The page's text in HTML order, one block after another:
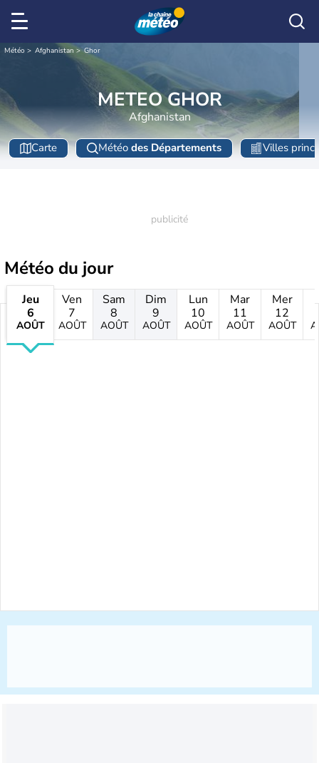
Météo Afghanistan Ghor
METEO GHOR
Afghanistan
Carte Météo des Départements Villes
Météo du jour
Jeu
6
AOÛT
Ven
7
AOÛT
Sam
8
AOÛT
Dim
9
AOÛT
Lun
10
AOÛT
Mar
11
AOÛT
Mer
12
AOÛT